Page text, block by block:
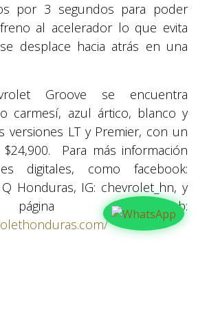
por 3 segundos para poder
al acelerador lo que evita
desplace hacia atrás en una
Groove se encuentra
carmesí, azul ártico, blanco y
versiones LT y Premier, con un
Para más información
digitales, como facebook:
Honduras, IG: chevrolet_hn, y
web: